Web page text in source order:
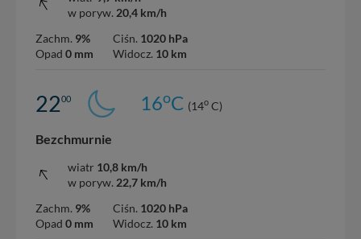
w poryw. 20,4 km/h
Zachm. 9%
Opad 0 mm
Ciśn. 1020 hPa
Widocz. 10 km
2200 16oC (14o C)
Bezchmurnie
wiatr 10,8 km/h
w poryw. 22,7 km/h
Zachm. 9%
Opad 0 mm
Ciśn. 1020 hPa
Widocz. 10 km